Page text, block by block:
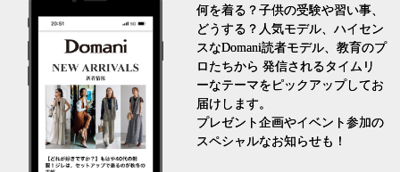
何を着る？子供の受験や習い事、
どうする？人気モデル、ハイセン
スなDomani読者モデル、教育のプ
ロたちから 発信されるタイムリ
ーなテーマをピックアップしてお
届けします。
プレゼント企画やイベント参加の
スペシャルなお知らせも！